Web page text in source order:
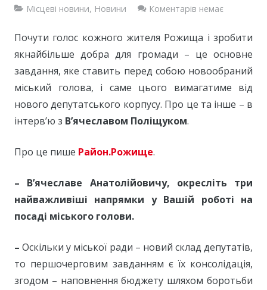
Місцеві новини, Новини Коментарів немає
Почути голос кожного жителя Рожища і зробити
якнайбільше добра для громади – це основне
завдання, яке ставить перед собою новообраний
міський голова, і саме цього вимагатиме від
нового депутатського корпусу. Про це та інше – в
інтерв’ю з В’ячеславом Поліщуком.
Про це пише Район.Рожище.
– В’ячеславе Анатолійовичу, окресліть три
найважливіші напрямки у Вашій роботі на
посаді міського голови.
– Оскільки у міської ради – новий склад депутатів,
то першочерговим завданням є їх консолідація,
згодом – наповнення бюджету шляхом боротьби